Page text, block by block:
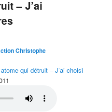
– J’ai
Christophe
qui détruit – J’ai choisi